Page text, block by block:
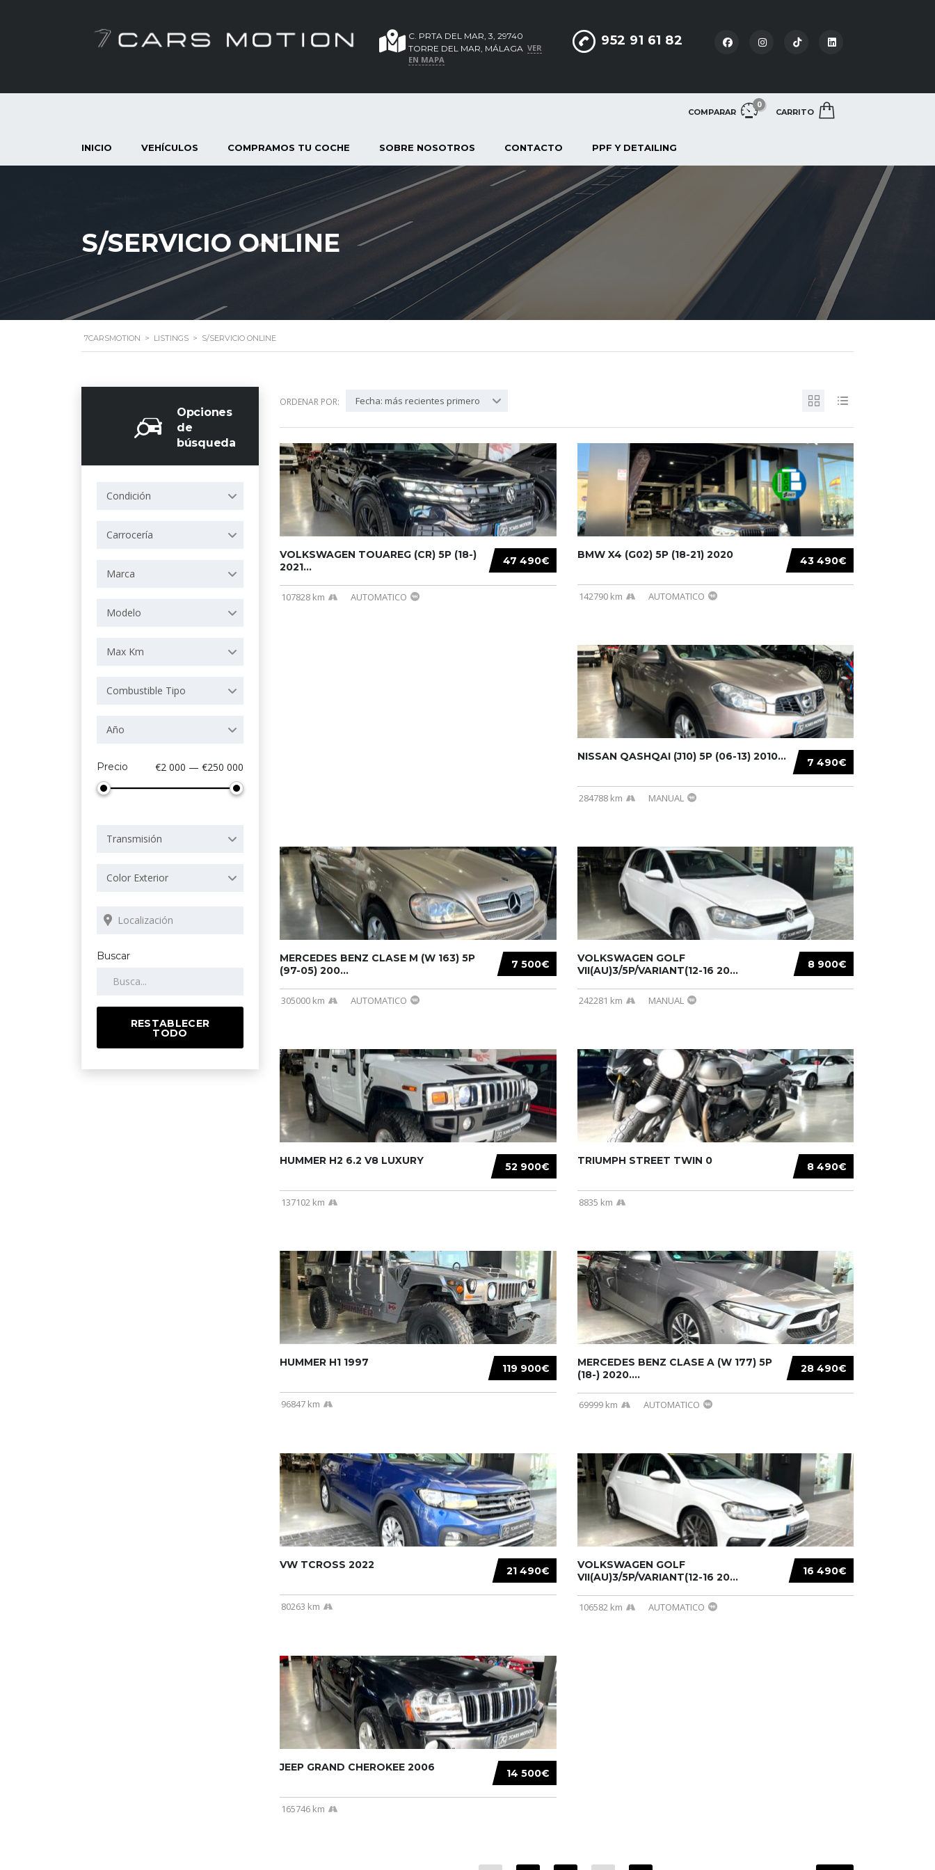
952 91 61 82
C. PRTA DEL MAR, 3, 29740
TORRE DEL MAR, MÁLAGA VER
EN MAPA
COMPARAR
0
CARRITO
INICIO VEHÍCULOS COMPRAMOS TU COCHE SOBRE NOSOTROS CONTACTO PPF Y DETAILING
S/SERVICIO ONLINE
7CARSMOTION > LISTINGS > S/SERVICIO ONLINE
Opciones
de
búsqueda
Condición
Carrocería
Marca
Modelo
Max Km
Combustible Tipo
Año
Precio €2 000 — €250 000
Transmisión
Color Exterior
Buscar
RESTABLECER
TODO
ORDENAR POR: Fecha: más recientes primero
47 490€
VOLKSWAGEN TOUAREG (CR) 5P (18-)
2021...
107828 km AUTOMATICO
43 490€
BMW X4 (G02) 5P (18-21) 2020
142790 km AUTOMATICO
7 490€
NISSAN QASHQAI (J10) 5P (06-13) 2010...
284788 km MANUAL
7 500€
MERCEDES BENZ CLASE M (W 163) 5P
(97-05) 200...
305000 km AUTOMATICO
8 900€
VOLKSWAGEN GOLF
VII(AU)3/5P/VARIANT(12-16 20...
242281 km MANUAL
52 900€
HUMMER H2 6.2 V8 LUXURY
137102 km
8 490€
TRIUMPH STREET TWIN 0
8835 km
119 900€
HUMMER H1 1997
96847 km
28 490€
MERCEDES BENZ CLASE A (W 177) 5P
(18-) 2020....
69999 km AUTOMATICO
21 490€
VW TCROSS 2022
80263 km
16 490€
VOLKSWAGEN GOLF
VII(AU)3/5P/VARIANT(12-16 20...
106582 km AUTOMATICO
14 500€
JEEP GRAND CHEROKEE 2006
165746 km